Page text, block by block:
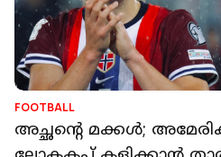
FOOTBALL
അച്ഛന്റെ മക്കള്‍;